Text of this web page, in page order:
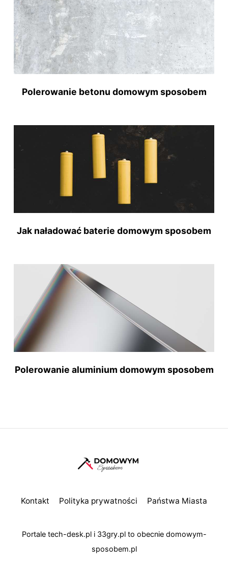
Polerowanie betonu domowym sposobem
Jak naładować baterie domowym sposobem
Polerowanie aluminium domowym sposobem
Kontakt Polityka prywatności Państwa Miasta
Portale tech-desk.pli 33gry.plto obecnie domowym-
sposobem.pl